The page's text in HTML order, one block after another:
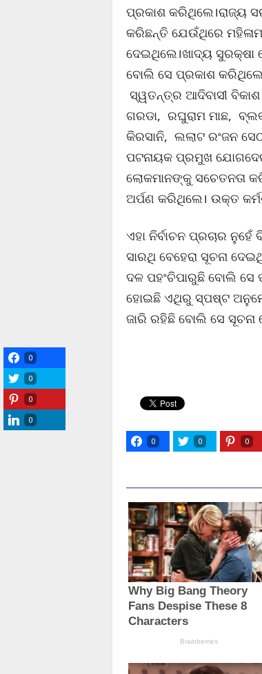
ପ୍ରକାଶ କରିଥିଲେ।ରାଜ୍ୟ
କରିଛନ୍ତି ଯେଉଁଥିରେ
ଦେଇଥିଲେ।ଖାଦ୍ୟ ସୁରକ୍ଷା
ବୋଲି ସେ ପ୍ରକାଶ
ସ୍ୱତନ୍ତ୍ର ଆଦିବାସୀ
ଗରଡା, ରଘୁରାମ ମାଛ,
କିରସାନି, ଲଲାଟ ରଂଜନ
ପଟନାୟକ ପ୍ରମୁଖ
ଲୋକମାନଙ୍କୁ ସଚେତନତା
ଅର୍ପଣ କରିଥିଲେ। ଉକ୍ତ
ଏହା ନିର୍ବାଚନ ପ୍ରଚାର
ସାରଥି ବେହେରା ସୂଚନା
ଦଳ ପହଂଚିପାରୁଛି ବୋଲି ସେ
ହୋଇଛି ଏଥିରୁ ସ୍ପଷ୍ଟ
ଜାରି ରହିଛି ବୋଲି ସେ ସୂଚନା
0 0 0
0
0
0
0